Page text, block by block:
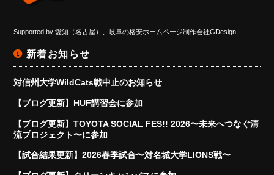
Supported by愛知（名古屋）、岐阜の格安ホームページ制作会社GDesign
新着お知らせ
対信州大学WildCats戦中止のお知らせ
【ブログ更新】HUF講習会に参加
【ブログ更新】TOYOTA SOCIAL FES!! 2026〜未来へつなぐ清
流プロジェクト〜に参加
【試合結果更新】2026春季試合〜対名城大学LIONS戦〜